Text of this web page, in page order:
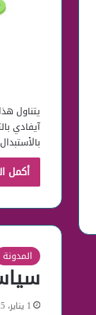
يتناول
آيفادي
أكمل
المدونة
1 يناير، 2025